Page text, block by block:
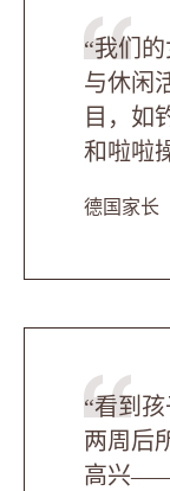
“我们
与休闲
目，如
和啦啦
德国家长
“看到
两周后
高兴——